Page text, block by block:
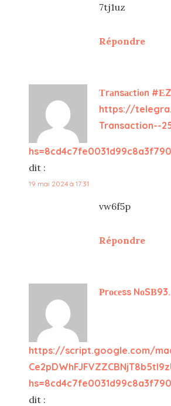
7tj1uz
Répondre
Тrаnsасtiоn
https://
Transaction--
dit :
19 mai 2024 à 17:31
vw6f5p
Répondre
Рrосеss
https://script.google.com/
dit :